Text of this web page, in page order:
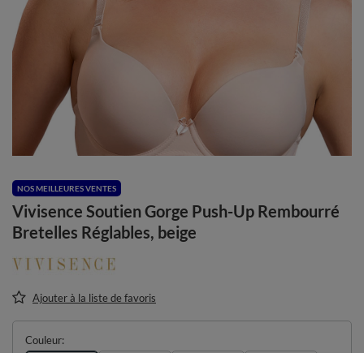
NOS MEILLEURES VENTES
Vivisence Soutien Gorge Push-Up Rembourré
Bretelles Réglables, beige
Ajouter à la liste de favoris
Couleur